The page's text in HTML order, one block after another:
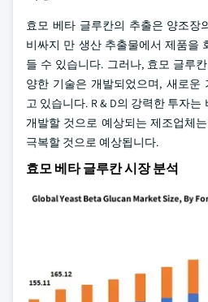
효모 베타 글루칸의 추출은 양조장
비싸지 만 생산 추출물에서 제품을
들 수 있습니다. 그러나, 효모 글루
양한 기술은 개발되었으며, 새로운
고 있습니다. R & D의 강력한 투자
개발할 것으로 예상되는 제조업체
극복할 것으로 예상됩니다.
효모 베타 글루칸 시장 분석